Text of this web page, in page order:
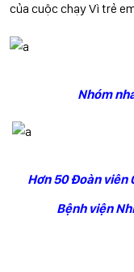
của cuộc chạy Vì trẻ
Nhóm
Hơn 50 Đoàn viên
Bệnh viện